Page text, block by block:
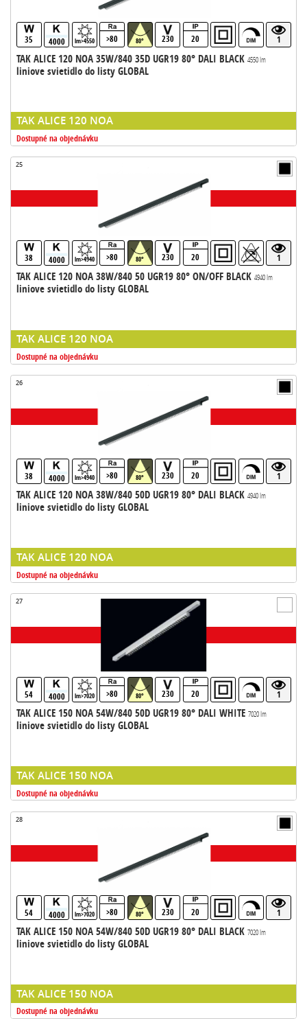
35 4000 lm>4550 >80 80° 230 20 1
TAK ALICE 120 NOA 35W/840 35D UGR19 80° DALI BLACK 4550 lm
liniove svietidlo do listy GLOBAL
TAK ALICE 120 NOA
Dostupné na objednávku
25
38 4000 lm>4940 >80 80° 230 20 1
TAK ALICE 120 NOA 38W/840 50 UGR19 80° ON/OFF BLACK 4940 lm
liniove svietidlo do listy GLOBAL
TAK ALICE 120 NOA
Dostupné na objednávku
26
38 4000 lm>4940 >80 80° 230 20 1
TAK ALICE 120 NOA 38W/840 50D UGR19 80° DALI BLACK 4940 lm
liniove svietidlo do listy GLOBAL
TAK ALICE 120 NOA
Dostupné na objednávku
27
54 4000 lm>7020 >80 80° 230 20 1
TAK ALICE 150 NOA 54W/840 50D UGR19 80° DALI WHITE 7020 lm
liniove svietidlo do listy GLOBAL
TAK ALICE 150 NOA
Dostupné na objednávku
28
54 4000 lm>7020 >80 80° 230 20 1
TAK ALICE 150 NOA 54W/840 50D UGR19 80° DALI BLACK 7020 lm
liniove svietidlo do listy GLOBAL
TAK ALICE 150 NOA
Dostupné na objednávku